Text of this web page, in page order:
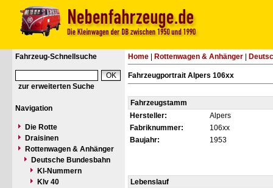
Fahrzeug-Schnellsuche
zur erweiterten Suche
Navigation
Die Rotte
Draisinen
Rottenwagen & Anhänger
Deutsche Bundesbahn
Kl-Nummern
Klv 40
Home Rottenwagen & Anhänger
Fahrzeugportrait Alpers 106xx
Fahrzeugstamm
Hersteller:
Alpers
Fabriknummer:
106xx
Baujahr:
1953
Lebenslauf